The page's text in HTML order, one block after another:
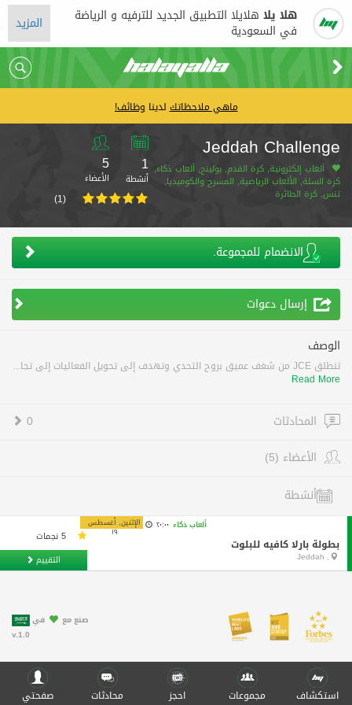
هلا يلا هلايلا التطبيق الجديد للترفيه و الرياضة
في السعودية المزيد
ماهي ملاحظاتكلديناوظائف!
Jeddah Challenge
ألعاب إلكترونية, كرة القدم, بولينج, ألعاب ذكاء,
كرة السلة, الألعاب الرياضية, المسرح والكوميديا,
تنس, كرة الطائرة
1
أنشطة
5
الأعضاء
(1)
الانضمام للمجموعة.
إرسال دعوات
الوصف
تنطلق JCE من شغف عميق بروح التحدي وتهدف إلى تحويل الفعاليات إلى تجا...
Read More
المحادثات
0
الأعضاء (5)
أنشطة
الإثنين, أغسطس
١٩ ٢٠:٠٠ ألعاب ذكاء
بطولة بارلا كافيه للبلوت
, Jeddah
5 نجمات
التقييم
صنع مع
في
v.1.0
استكشاف مجموعات احجز محادثات صفحتي